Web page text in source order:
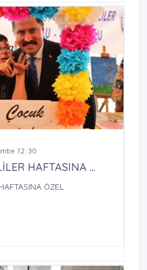
12:30
HAFTASINA ...
ÖZEL